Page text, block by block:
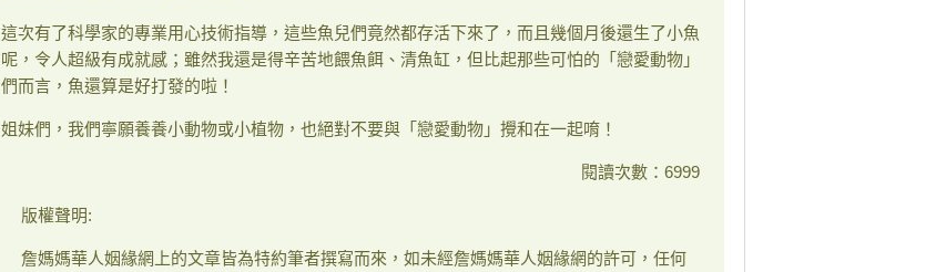
這次有了科學家的專業用心技術指導，這些魚兒們竟然都存活下來了，而且幾個月後還生了小魚
呢，令人超級有成就感；雖然我還是得辛苦地餵魚餌、清魚缸，但比起那些可怕的「戀愛動物」
們而言，魚還算是好打發的啦！
姐妹們，我們寧願養養小動物或小植物，也絕對不要與「戀愛動物」攪和在一起唷！
閱讀次數：6999
版權聲明:
詹媽媽華人姻緣網上的文章皆為特約筆者撰寫而來，如未經詹媽媽華人姻緣網的許可，任何